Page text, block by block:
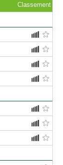
Classement